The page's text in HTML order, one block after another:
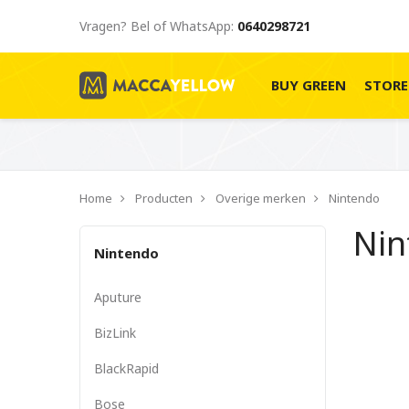
Vragen? Bel of WhatsApp: 0640298721
BUY GREEN
Home Producten Overige merken Nintendo
Nintendo
Aputure
BizLink
BlackRapid
Bose